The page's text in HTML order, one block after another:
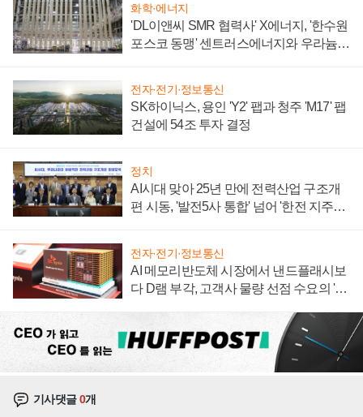
화학·에너지
'DL이앤씨 SMR 협력사' X에너지, '한수원
포스코 동맹' 센트러스에너지와 우라늄
전자·전기·정보통신
SK하이닉스, 용인 'Y2' 팹과 청주 'M17' 팹
건설에 54조 투자 결정
정치
AI시대 맞아 25년 만에 전력산업 구조개
편 시동, '발전5사 통합' 넘어 '한전 지주사'
전자·전기·정보통신
AI 메모리반도체 시장에서 낸드플래시보
다 D램 부각, 고객사 물량 선점 수요의 '우
기사댓글0개